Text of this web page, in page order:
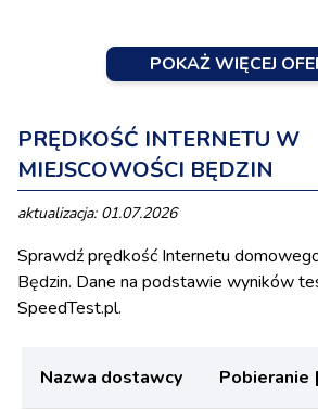
POKAŻ WIĘCEJ
PRĘDKOŚĆ INTERNETU W
MIEJSCOWOŚCI BĘDZIN
aktualizacja: 01.07.2026
Sprawdź prędkość Internetu
Będzin. Dane na podstawie wyników
SpeedTest.pl.
Nazwa dostawcy Pobieranie